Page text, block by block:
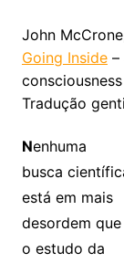
John
Going Inside–
consciousness
Tradução
Nenhuma
busca
está em mais
desordem que
o estudo da